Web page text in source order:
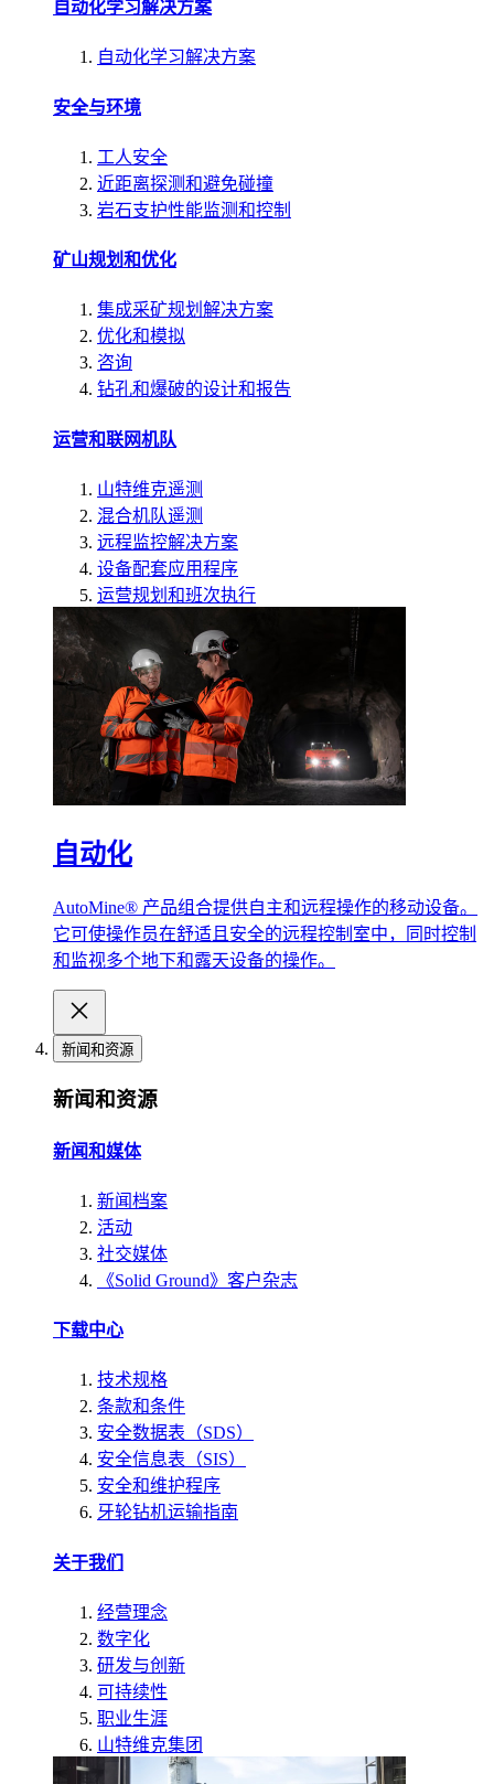
自动化学习解决方案
自动化学习解决方案
安全与环境
工人安全
近距离探测和避免碰撞
岩石支护性能监测和控制
矿山规划和优化
集成采矿规划解决方案
优化和模拟
咨询
钻孔和爆破的设计和报告
运营和联网机队
山特维克遥测
混合机队遥测
远程监控解决方案
设备配套应用程序
运营规划和班次执行
自动化
AutoMine® 产品组合提供自主和远程操作的移动设备。
它可使操作员在舒适且安全的远程控制室中，同时控制
和监视多个地下和露天设备的操作。
新闻和资源
新闻和资源
新闻和媒体
新闻档案
活动
社交媒体
《Solid Ground》客户杂志
下载中心
技术规格
条款和条件
安全数据表（SDS）
安全信息表（SIS）
安全和维护程序
牙轮钻机运输指南
关于我们
经营理念
数字化
研发与创新
可持续性
职业生涯
山特维克集团